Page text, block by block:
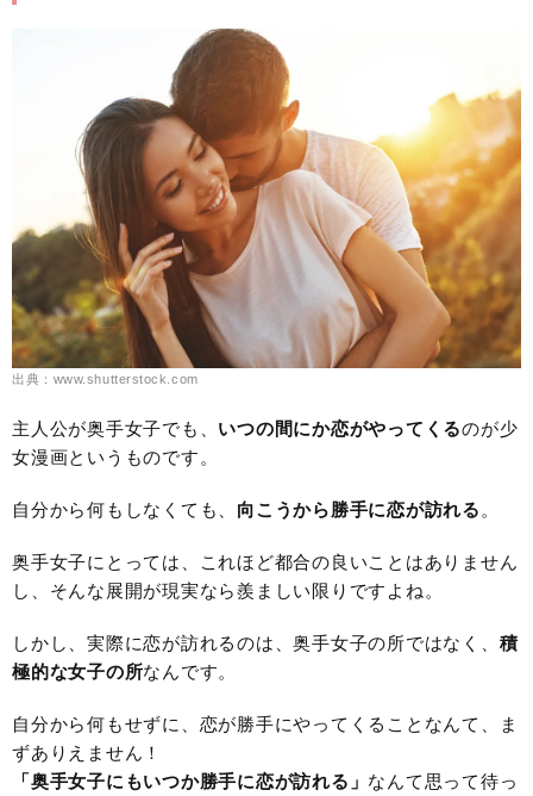
出典：www.shutterstock.com
主人公が奥手女子でも、 いつの間にか恋がやってくるのが少
女漫画というものです。
自分から何もしなくても、 向こうから勝手に恋が訪れる 。
奥手女子にとっては、これほど都合の良いことはありません
し、そんな展開が現実なら羨ましい限りですよね。
しかし、実際に恋が訪れるのは、奥手女子の所ではなく、 積
極的な女子の所なんです。
自分から何もせずに、恋が勝手にやってくることなんて、ま
ずありえません！
「奥手女子にもいつか勝手に恋が訪れる」 なんて思って待っ